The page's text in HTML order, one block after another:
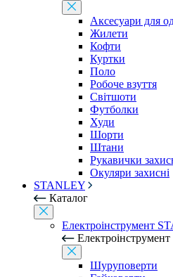
Аксесуари для
Жилети
Кофти
Куртки
Поло
Робоче взуття
Світшоти
Футболки
Худи
Шорти
Штани
Рукавички
Окуляри захисні
STANLEY
Каталог
Електроінструмент
Шуруповерти